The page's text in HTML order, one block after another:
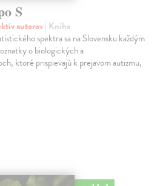
S
autorov| Kniha
spektra sa na Slovensku každým
o biologických a
ktoré prispievajú k prejavom autizmu,